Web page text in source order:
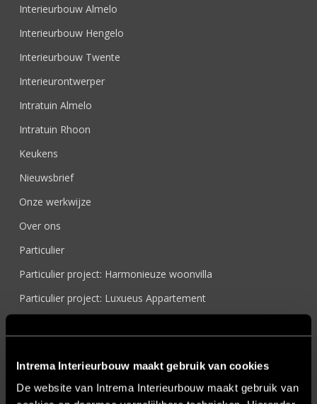
Intrema Interieurbouw maakt gebruik van cookies
De website van Intrema Interieurbouw maakt gebruik van
Interieurbouw Almelo
Interieurbouw Hengelo
Interieurbouw Twente
Interieurontwerper
Intratuin Almelo
Intratuin Rhoon
Keukens
Nieuwsbrief
Onze werkwijze
Over ons
Particulier
Particulier project: Harmonieuze woonvilla
Particulier project: Luxueus Appartement
Particulier project: Stijlvolle Woonvilla
Particulier project: Woonvilla met exclusief maatwerk